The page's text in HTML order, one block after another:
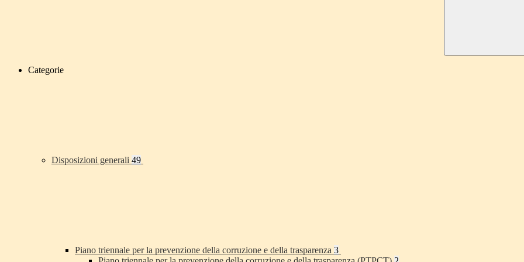
Categorie
Disposizioni generali 49
Piano triennale per la prevenzione della corruzione e della trasparenza 3